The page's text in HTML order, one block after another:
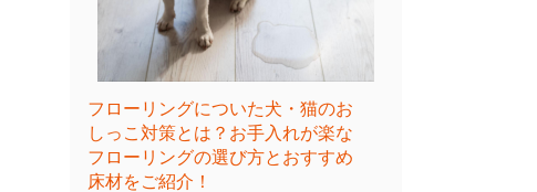
フローリングについた犬・猫のお
しっこ対策とは？お手入れが楽な
フローリングの選び方とおすすめ
床材をご紹介！